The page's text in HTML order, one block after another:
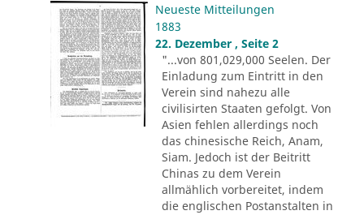
Neueste Mitteilungen
1883
22. Dezember , Seite 2
"...von 801,029,000 Seelen. Der
Einladung zum Eintritt in den
Verein sind nahezu alle
civilisirten Staaten gefolgt. Von
Asien fehlen allerdings noch
das chinesische Reich, Anam,
Siam. Jedoch ist der Beitritt
Chinas zu dem Verein
allmählich vorbereitet, indem
die englischen Postanstalten in